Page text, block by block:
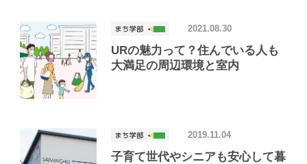
URの魅力って？住んでいる人も
大満足の周辺環境と室内
2021.08.30
子育て世代やシニアも安心して暮
2019.11.04